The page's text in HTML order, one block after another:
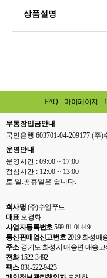
상품설명
FAQ 마이페이지
무통장입금안내
국민은행 603701-04-209177 (주)
운영안내
운영시간 : 09:00 ~ 17:00
점심시간 : 12:00 ~ 13:00
토.일.공휴일은 쉽니다.
회사명 (주)수일푸드
대표오경화
사업자등록번호599-81-01449
통신판매업신고번호2019-화성매
주소경기도 화성시 매송면 매송고
전화1522-3492
팩스031-222-9423